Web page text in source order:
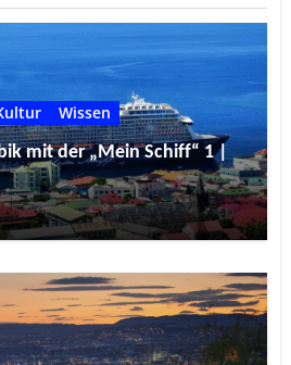
Wissen
mit der „Mein Schiff“ 1 |